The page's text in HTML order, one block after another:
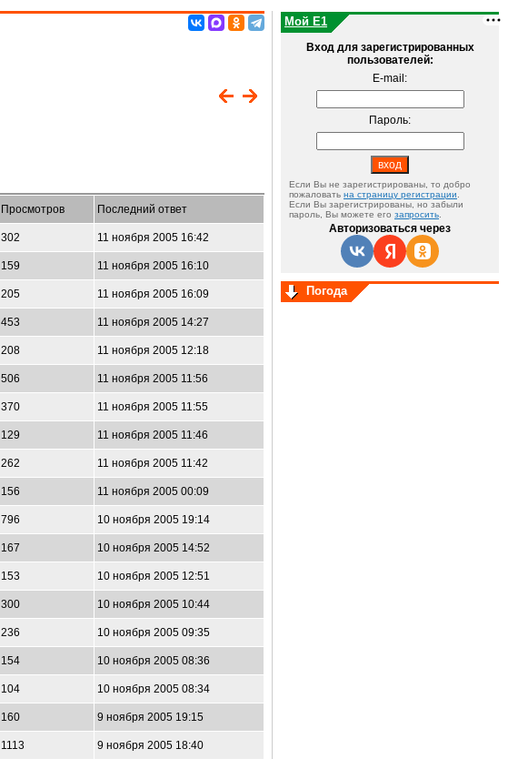
Просмотров Последний ответ
302 11 ноября 2005 16:42
159 11 ноября 2005 16:10
205 11 ноября 2005 16:09
453 11 ноября 2005 14:27
208 11 ноября 2005 12:18
506 11 ноября 2005 11:56
370 11 ноября 2005 11:55
129 11 ноября 2005 11:46
262 11 ноября 2005 11:42
156 11 ноября 2005 00:09
796 10 ноября 2005 19:14
167 10 ноября 2005 14:52
153 10 ноября 2005 12:51
300 10 ноября 2005 10:44
236 10 ноября 2005 09:35
154 10 ноября 2005 08:36
104 10 ноября 2005 08:34
160 9 ноября 2005 19:15
1113 9 ноября 2005 18:40
Мой E1
Вход для зарегистрированных
пользователей:
E-mail:
Пароль:
Если Вы не зарегистрированы, то добро
пожаловать на страницу регистрации
Если Вы зарегистрированы, но забыли
пароль, Вы можете его запросить
Авторизоваться через
Погода